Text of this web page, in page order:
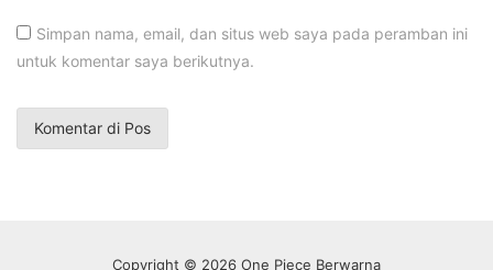
Simpan nama, email, dan situs web saya pada peramban ini
untuk komentar saya berikutnya.
Copyright © 2026 One Piece Berwarna